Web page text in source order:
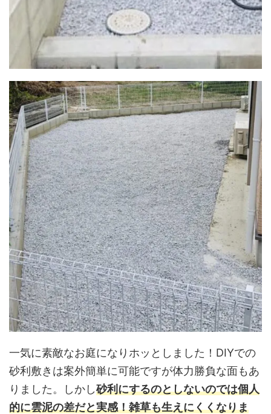
一気に素敵なお庭になりホッとしました！DIYでの
砂利敷きは案外簡単に可能ですが体力勝負な面もあ
りました。しかし砂利にするのとしないのでは個人
的に雲泥の差だと実感！雑草も生えにくくなりま